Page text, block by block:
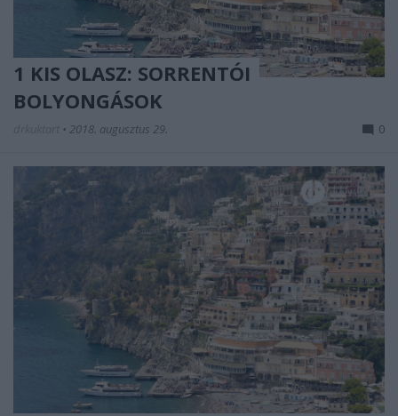
1 KIS OLASZ: SORRENTÓI
BOLYONGÁSOK
• 2018. augusztus 29. 0